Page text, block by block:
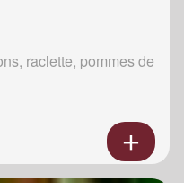
raclette, pommes de